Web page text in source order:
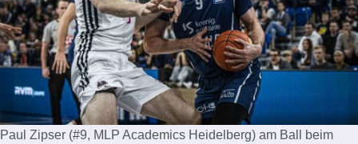
Paul Zipser (#9, MLP Academics Heidelberg) am Ball beim